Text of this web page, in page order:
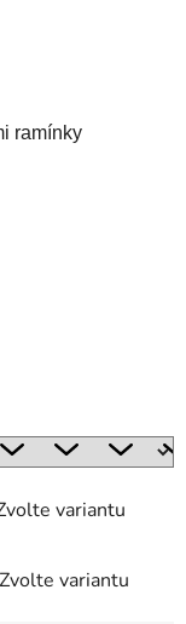
ramínky
variantu
Zvolte variantu